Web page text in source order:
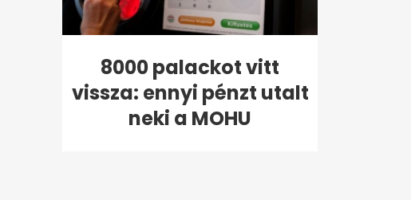
8000 palackot vitt
vissza: ennyi pénzt utalt
neki a MOHU